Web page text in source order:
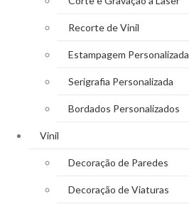
Recorte de Vinil
Estampagem Personalizada
Serigrafia Personalizada
Bordados Personalizados
Vinil
Decoração de Paredes
Decoração de Viaturas